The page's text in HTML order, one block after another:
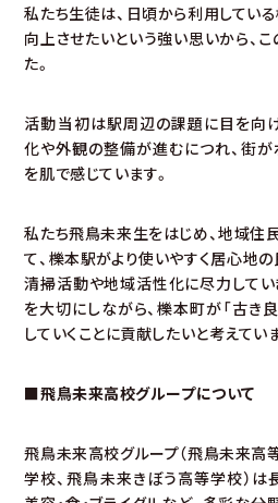
私たち生徒は、日頃から利用してい
向上させたいという強い思いから、
た。
活動当初は駅周辺の課題に目を向
化や外観の整備が進むにつれ、街が
を肌で感じています。
私たち飛鳥未来生をはじめ、地域住
て、櫟本駅がより使いやすく居心地
清掃活動や地域活性化に尽力してい
を大切にしながら、櫟本町が「古き
していくことに貢献したいと考えてい
■飛鳥未来高校グループについて
飛鳥未来高校グループ（飛鳥未来高
学校、飛鳥未来きぼう高等学校）は